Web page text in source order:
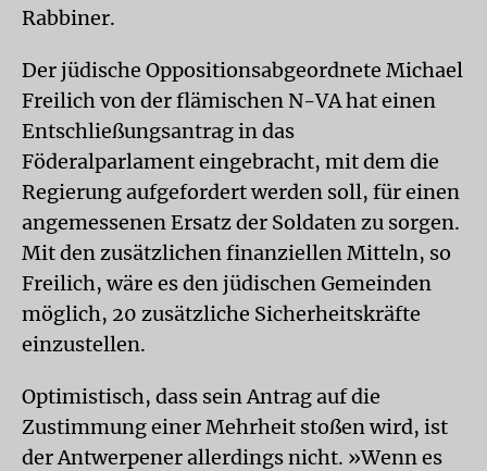
Rabbiner.
Der jüdische Oppositionsabgeordnete Michael
Freilich von der flämischen N-VA hat einen
Entschließungsantrag in das
Föderalparlament eingebracht, mit dem die
Regierung aufgefordert werden soll, für einen
angemessenen Ersatz der Soldaten zu sorgen.
Mit den zusätzlichen finanziellen Mitteln, so
Freilich, wäre es den jüdischen Gemeinden
möglich, 20 zusätzliche Sicherheitskräfte
einzustellen.
Optimistisch, dass sein Antrag auf die
Zustimmung einer Mehrheit stoßen wird, ist
der Antwerpener allerdings nicht. »Wenn es